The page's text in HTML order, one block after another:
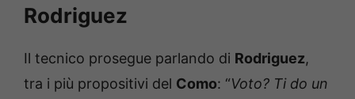
Rodriguez
Il tecnico prosegue parlando di Rodriguez,
tra i più propositivi del Como: “Voto? Ti do un